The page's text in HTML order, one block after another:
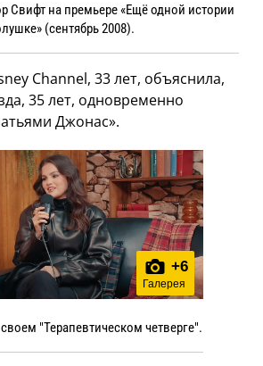
Свифт на премьере «Ещё одной истории
(сентябрь 2008).
Channel, 33 лет, объяснила,
35 лет, одновременно
Джонас».
+6
Галерея
"Терапевтическом четверге".